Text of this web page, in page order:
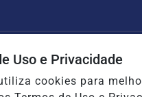
Uso e Privacidade
cookies para